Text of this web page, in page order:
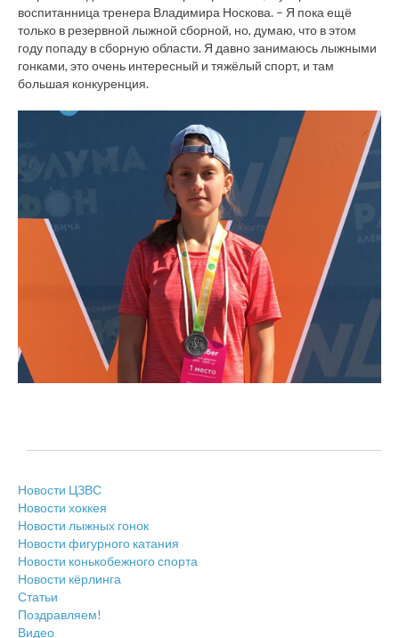
воспитанница тренера Владимира Носкова. – Я пока ещё
только в резервной лыжной сборной, но, думаю, что в этом
году попаду в сборную области. Я давно занимаюсь лыжными
гонками, это очень интересный и тяжёлый спорт, и там
большая конкуренция.
Новости ЦЗВС
Новости хоккея
Новости лыжных гонок
Новости фигурного катания
Новости конькобежного спорта
Новости кёрлинга
Статьи
Поздравляем!
Видео